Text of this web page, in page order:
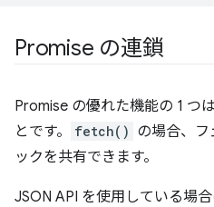
Promise の連鎖
Promise の優れた機能の 1 つ
とです。
fetch() の場合、
ックを共有できます。
JSON API を使用している場